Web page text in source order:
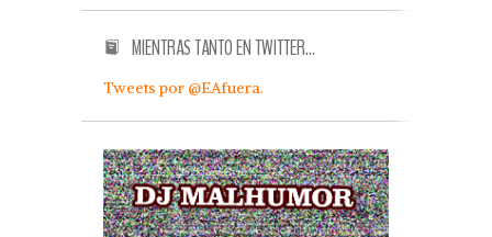
MIENTRAS TANTO EN TWITTER…
Tweets por @EAfuera.